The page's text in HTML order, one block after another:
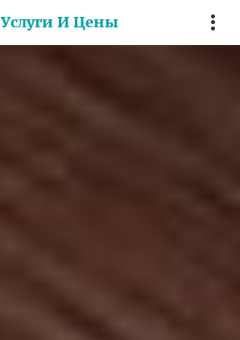
Услуги И Цены